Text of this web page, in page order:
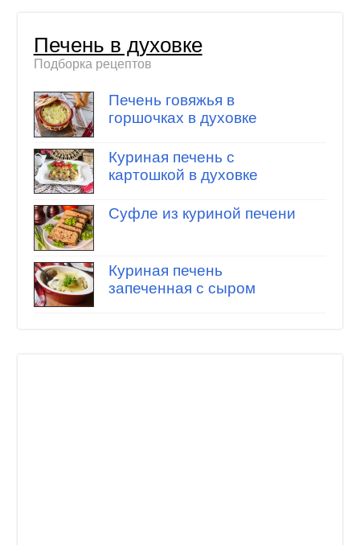
Печень в духовке
Подборка рецептов
Печень говяжья в
горшочках в духовке
Куриная печень с
картошкой в духовке
Суфле из куриной печени
Куриная печень
запеченная с сыром